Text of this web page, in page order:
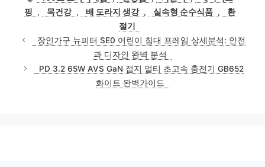
고
리
핑
, 목건강 , 배 도라지 생강 , 실속형 순수식품 ,
환
절기
장인가구 뉴피터 SE0 어린이 침대 프레임 상세분석: 안전
과 디자인 완벽 분석
PD 3.2 65W AVS GaN 접지 멀티 초고속 충전기 GB652
화이트 완벽가이드